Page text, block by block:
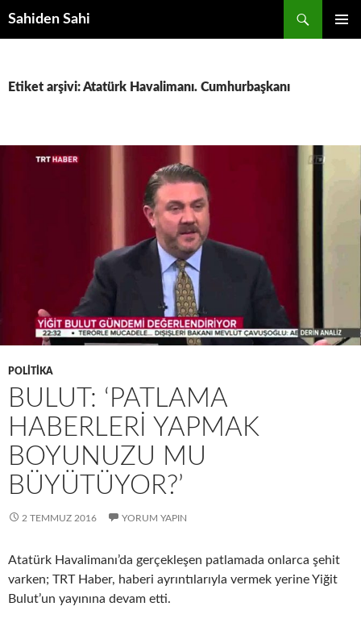
Sahiden Sahi
Etiket arşivi: Atatürk Havalimanı. Cumhurbaşkanı
POLITIKA
BULUT: ‘PATLAMA
HABERLERI YAPMAK
BOYUNUZU MU
BÜYÜTÜYOR?’
2 TEMMUZ 2016 YORUM YAPIN
Atatürk Havalimanı’da gerçekleşen patlamada onlarca şehit
varken; TRT Haber, haberi ayrıntılarıyla vermek yerine Yiğit
Bulut’un yayınına devam etti.